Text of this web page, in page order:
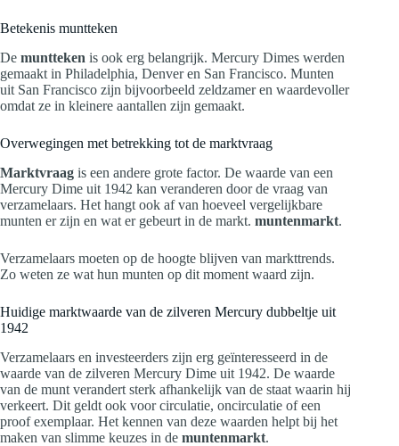
Betekenis muntteken
De muntteken is ook erg belangrijk. Mercury Dimes werden
gemaakt in Philadelphia, Denver en San Francisco. Munten
uit San Francisco zijn bijvoorbeeld zeldzamer en waardevoller
omdat ze in kleinere aantallen zijn gemaakt.
Overwegingen met betrekking tot de marktvraag
Marktvraag is een andere grote factor. De waarde van een
Mercury Dime uit 1942 kan veranderen door de vraag van
verzamelaars. Het hangt ook af van hoeveel vergelijkbare
munten er zijn en wat er gebeurt in de markt. muntenmarkt.
Verzamelaars moeten op de hoogte blijven van markttrends.
Zo weten ze wat hun munten op dit moment waard zijn.
Huidige marktwaarde van de zilveren Mercury dubbeltje uit
1942
Verzamelaars en investeerders zijn erg geïnteresseerd in de
waarde van de zilveren Mercury Dime uit 1942. De waarde
van de munt verandert sterk afhankelijk van de staat waarin hij
verkeert. Dit geldt ook voor circulatie, oncirculatie of een
proof exemplaar. Het kennen van deze waarden helpt bij het
maken van slimme keuzes in de muntenmarkt.